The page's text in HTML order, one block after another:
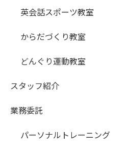
英会話スポーツ教室
からだづくり教室
どんぐり運動教室
スタッフ紹介
業務委託
パーソナルトレーニング